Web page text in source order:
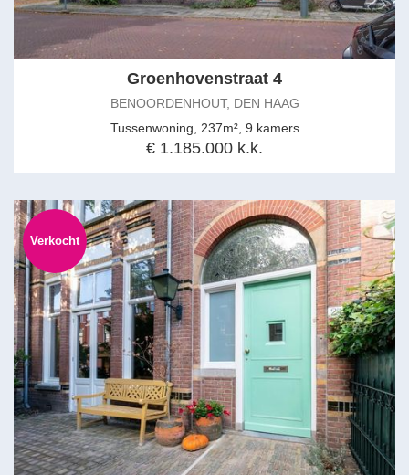
Groenhovenstraat 4
BENOORDENHOUT, DEN HAAG
Tussenwoning, 237m², 9 kamers
€ 1.185.000 k.k.
Verkocht